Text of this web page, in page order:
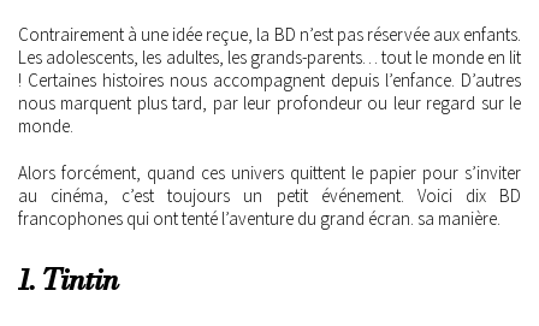
Contrairement à une idée reçue, la BD n’est pas réservée aux enfants.
Les adolescents, les adultes, les grands-parents… tout le monde en lit
! Certaines histoires nous accompagnent depuis l’enfance. D’autres
nous marquent plus tard, par leur profondeur ou leur regard sur le
monde.
Alors forcément, quand ces univers quittent le papier pour s’inviter
au cinéma, c’est toujours un petit événement. Voici dix BD
francophones qui ont tenté l’aventure du grand écran. sa manière.
1. Tintin